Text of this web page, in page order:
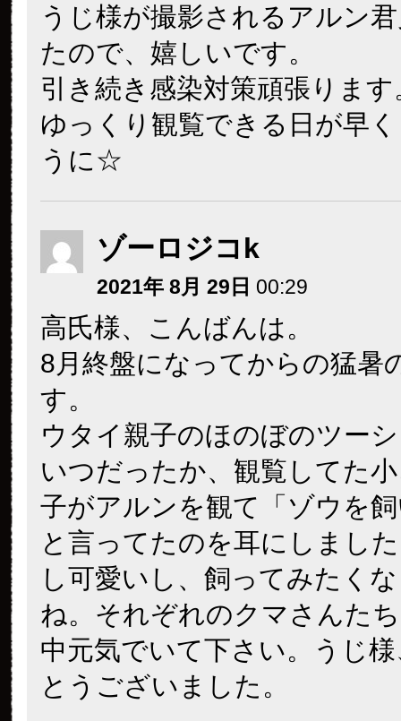
うじ様が撮影されるアルン
たので、嬉しいです。
引き続き感染対策頑張ります
ゆっくり観覧できる日が早
うに☆
ゾーロジコk
2021年 8月 29日 00:29
高氏様、こんばんは。
8月終盤になってからの猛暑
す。
ウタイ親子のほのぼのツー
いつだったか、観覧してた
子がアルンを観て「ゾウを
と言ってたのを耳にしまし
し可愛いし、飼ってみたく
ね。それぞれのクマさんた
中元気でいて下さい。うじ
とうございました。